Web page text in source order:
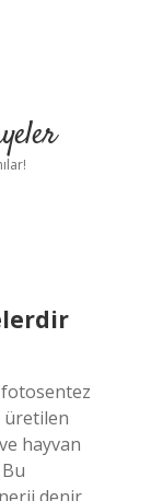
üretilen
hayvan